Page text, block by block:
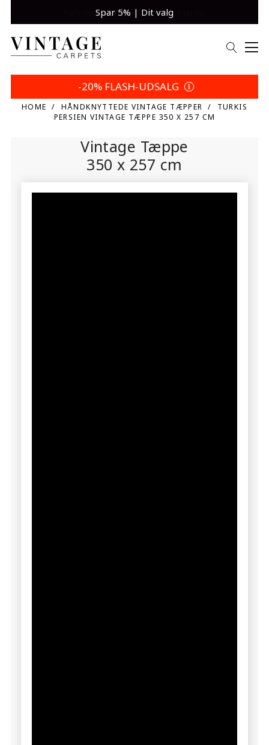
Spar 5% | Dit valg
-20% FLASH-UDSALG
HOME HÅNDKNYTTEDE VINTAGE TÆPPER
TURKIS
PERSIEN VINTAGE TÆPPE 350 X 257 CM
Vintage Tæppe
350 x 257 cm